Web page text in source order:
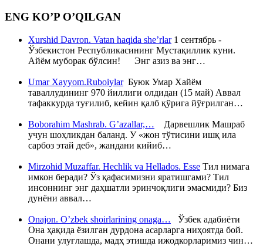
ENG KO’P O’QILGAN
Xurshid Davron. Vatan haqida she’rlar1 сентябрь -
Ўзбекистон Республикасининг Мустақиллик куни.
Айём муборак бўлсин! Энг азиз ва энг…
Umar Xayyom.RuboiylarБуюк Умар Хайём
таваллудининг 970 йиллиги олдидан (15 май) Аввал
тафаккурда туғилиб, кейин қалб қўрига йўғрилган…
Boborahim Mashrab. G’azallar,… Дарвешлик Машраб
учун шоҳликдан баланд. У «жон тўтисини ишқ ила
сарбоз этай деб», жандани кийиб…
Mirzohid Muzaffar. Hechlik va Hellados. Esse Тил нимага
имкон беради? Ўз қафасимизни яратишгами? Тил
инсоннинг энг даҳшатли эринчоқлиги эмасмиди? Биз
дунёни аввал…
Onajon. O’zbek shoirlarining onaga… Ўзбек адабиёти
Она ҳақида ёзилган дурдона асарларга ниҳоятда бой.
Онани улуғлашда, мадҳ этишда ижодкорларимиз чин…